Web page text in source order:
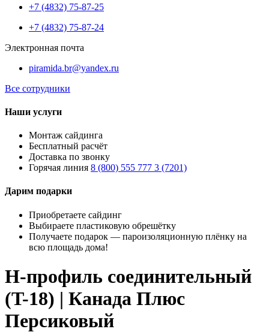
+7 (4832) 75-87-25
+7 (4832) 75-87-24
Электронная почта
piramida.br@yandex.ru
Все сотрудники
Наши услуги
Монтаж сайдинга
Бесплатный расчёт
Доставка по звонку
Горячая линия 8 (800) 555 777 3 (7201)
Дарим подарки
Приобретаете сайдинг
Выбираете пластиковую обрешётку
Получаете подарок — пароизоляционную плёнку на
всю площадь дома!
H-профиль соединительный
(T-18) | Канада Плюс
Персиковый